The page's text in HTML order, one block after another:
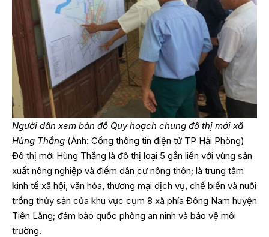
Người dân xem bản đồ Quy hoạch chung đô thị mới xã
Hùng Thắng (Ảnh: Cổng thông tin điện tử TP Hải Phòng)
Đô thị mới Hùng Thắng là đô thị loại 5 gắn liền với vùng sản
xuất nông nghiệp và điểm dân cư nông thôn; là trung tâm
kinh tế xã hội, văn hóa, thương mại dịch vụ, chế biến và nuôi
trồng thủy sản của khu vực cụm 8 xã phía Đông Nam huyện
Tiên Lãng; đảm bảo quốc phòng an ninh và bảo vệ môi
trường.